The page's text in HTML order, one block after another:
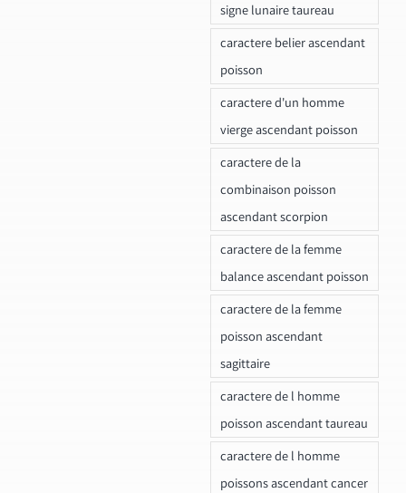
signe lunaire taureau
caractere belier ascendant
poisson
caractere d'un homme
vierge ascendant poisson
caractere de la
combinaison poisson
ascendant scorpion
caractere de la femme
balance ascendant poisson
caractere de la femme
poisson ascendant
sagittaire
caractere de l homme
poisson ascendant taureau
caractere de l homme
poissons ascendant cancer